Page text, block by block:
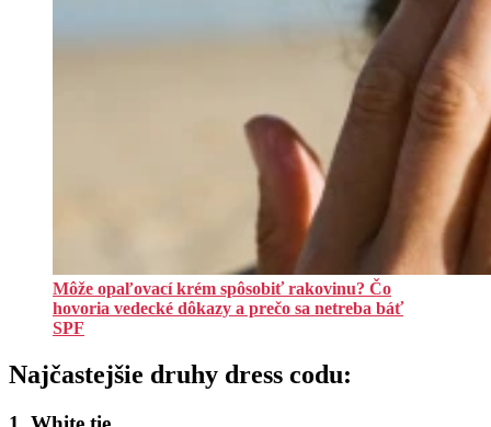
Môže opaľovací krém spôsobiť rakovinu? Čo
hovoria vedecké dôkazy a prečo sa netreba báť
SPF
Najčastejšie druhy dress codu: